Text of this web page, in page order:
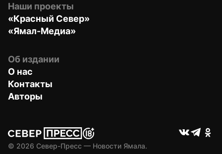
Наши проекты
«Красный Север»
«Ямал-Медиа»
Об издании
О нас
Контакты
Авторы
© 2026 Север-Пресс — Новости Ямала.